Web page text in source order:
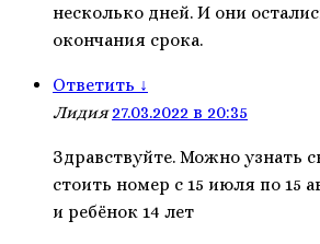
несколько дней. И они
окончания срока.
Ответить ↓
Лидия27.03.2022 в 20:35
Здравствуйте. Можно узнать
стоить номер с 15 июля по 15
и ребёнок 14 лет